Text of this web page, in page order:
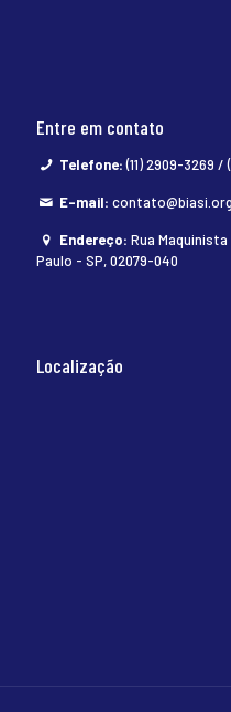
Entre em contato
Telefone:(11) 2909-3269 /
E-mail:
Endereço: Rua Maquinista
Paulo - SP, 02079-040
Localização